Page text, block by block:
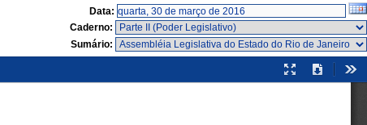
Data:
Caderno:
Sumário:
Modo
de
Download